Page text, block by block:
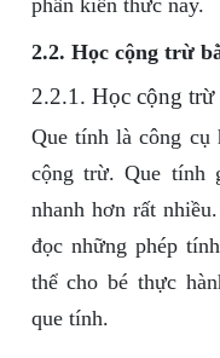
phần kiến thức này.
2.2. Học cộng trừ
2.2.1. Học cộng trừ
Que tính là công cụ
cộng trừ. Que tính
nhanh hơn rất
đọc những phép
thể cho bé thực
que tính.